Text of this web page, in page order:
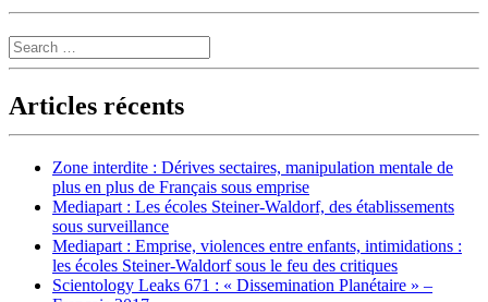
Search
Articles récents
Zone interdite : Dérives sectaires, manipulation mentale de
plus en plus de Français sous emprise
Mediapart : Les écoles Steiner-Waldorf, des établissements
sous surveillance
Mediapart : Emprise, violences entre enfants, intimidations :
les écoles Steiner-Waldorf sous le feu des critiques
Scientology Leaks 671 : « Dissemination Planétaire » –